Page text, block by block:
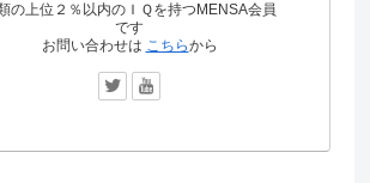
の上位２％以内のＩＱを持つMENSA会員
です
お問い合わせは こちらから